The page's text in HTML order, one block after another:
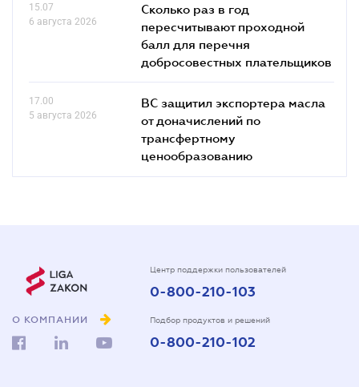
15.07
6 августа 2026
Сколько раз в год
пересчитывают проходной
балл для перечня
добросовестных плательщиков
17.00
5 августа 2026
ВС защитил экспортера масла
от доначислений по
трансфертному
ценообразованию
О КОМПАНИИ
Центр поддержки пользователей
0-800-210-103
Подбор продуктов и решений
0-800-210-102